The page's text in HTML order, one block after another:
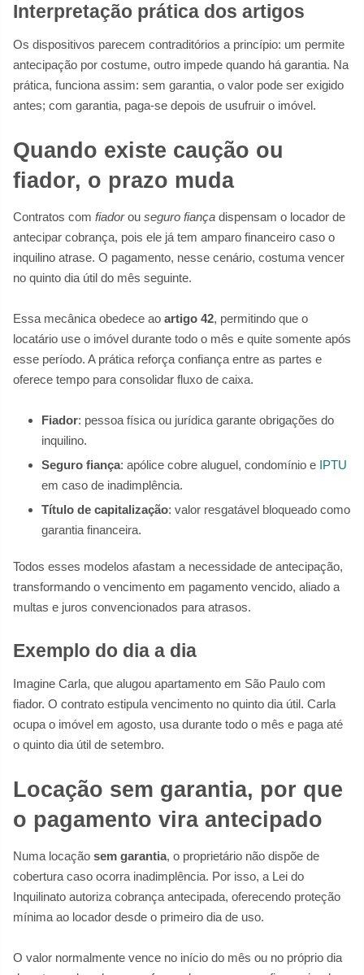
Interpretação prática dos artigos
Os dispositivos parecem contraditórios a princípio: um permite
antecipação por costume, outro impede quando há garantia. Na
prática, funciona assim: sem garantia, o valor pode ser exigido
antes; com garantia, paga-se depois de usufruir o imóvel.
Quando existe caução ou
fiador, o prazo muda
Contratos com fiadorou seguro fiança dispensam o locador de
antecipar cobrança, pois ele já tem amparo financeiro caso o
inquilino atrase. O pagamento, nesse cenário, costuma vencer
no quinto dia útil do mês seguinte.
Essa mecânica obedece ao artigo 42, permitindo que o
locatário use o imóvel durante todo o mês e quite somente após
esse período. A prática reforça confiança entre as partes e
oferece tempo para consolidar fluxo de caixa.
Fiador: pessoa física ou jurídica garante obrigações do
inquilino.
Seguro fiança: apólice cobre aluguel, condomínio e IPTU
em caso de inadimplência.
Título de capitalização: valor resgatável bloqueado como
garantia financeira.
Todos esses modelos afastam a necessidade de antecipação,
transformando o vencimento em pagamento vencido, aliado a
multas e juros convencionados para atrasos.
Exemplo do dia a dia
Imagine Carla, que alugou apartamento em São Paulo com
fiador. O contrato estipula vencimento no quinto dia útil. Carla
ocupa o imóvel em agosto, usa durante todo o mês e paga até
o quinto dia útil de setembro.
Locação sem garantia, por que
o pagamento vira antecipado
Numa locação sem garantia, o proprietário não dispõe de
cobertura caso ocorra inadimplência. Por isso, a Lei do
Inquilinato autoriza cobrança antecipada, oferecendo proteção
mínima ao locador desde o primeiro dia de uso.
O valor normalmente vence no início do mês ou no próprio dia